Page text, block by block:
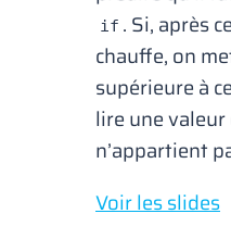
if . Si, après
chauffe, on
supérieure à
lire une valeur
n’appartient
Voir les slides